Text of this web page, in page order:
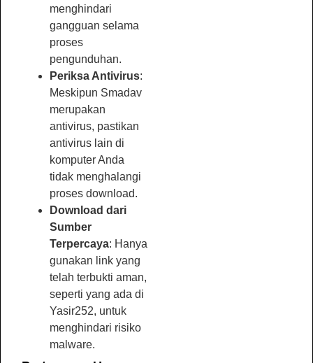
menghindari
gangguan selama
proses
pengunduhan.
Periksa Antivirus:
Meskipun Smadav
merupakan
antivirus, pastikan
antivirus lain di
komputer Anda
tidak menghalangi
proses download.
Download dari
Sumber
Terpercaya: Hanya
gunakan link yang
telah terbukti aman,
seperti yang ada di
Yasir252, untuk
menghindari risiko
malware.